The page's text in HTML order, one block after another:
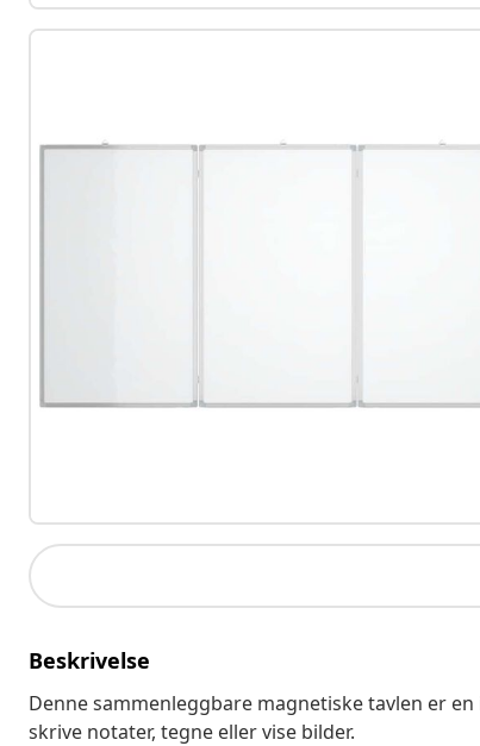
Beskrivelse
Denne sammenleggbare magnetiske tavlen er
skrive notater, tegne eller vise bilder.